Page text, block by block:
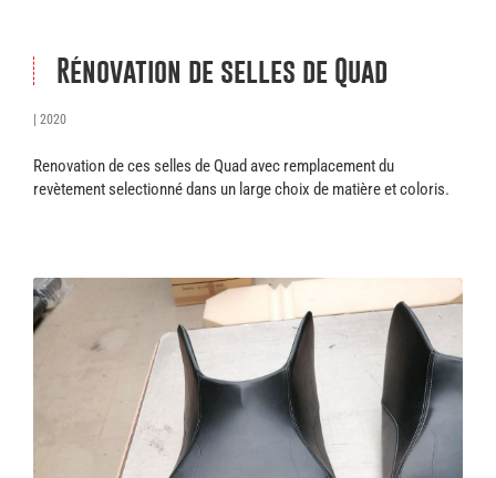
Rénovation de selles de Quad
| 2020
Renovation de ces selles de Quad avec remplacement du
revètement selectionné dans un large choix de matière et coloris.